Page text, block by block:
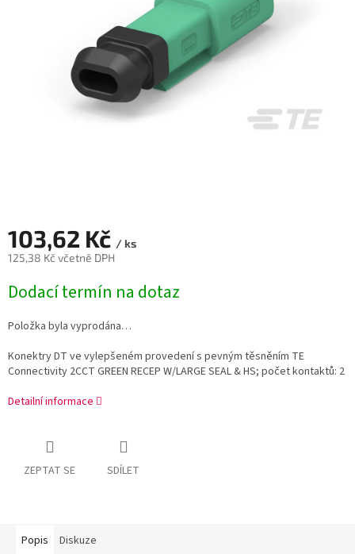
103,62 Kč / ks
125,38 Kč včetně DPH
cena:
Dodací termín na dotaz
Položka byla vyprodána…
Konektry DT ve vylepšeném provedení s pevným těsněním TE
Connectivity 2CCT GREEN RECEP W/LARGE SEAL & HS; počet kontaktů: 2
Detailní informace
ZEPTAT SE SDÍLET
Popis Diskuze